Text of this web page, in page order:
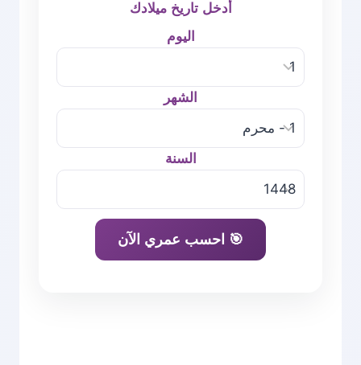
أدخل تاريخ ميلادك
اليوم
الشهر
السنة
🎯 احسب عمري الآن